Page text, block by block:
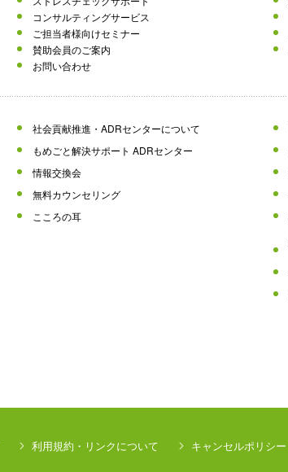
コンサルティングサービス
ご担当者様向けセミナー
賛助会員のご案内
お問い合わせ
社会貢献推進・ADRセンターについて
もめごと解決サポート ADRセンター
情報交換会
無料カウンセリング
こころの耳
利用規約・リンクについて キャンセルポリシー